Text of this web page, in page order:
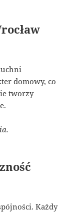
domowy, co
tworzy
Każdy